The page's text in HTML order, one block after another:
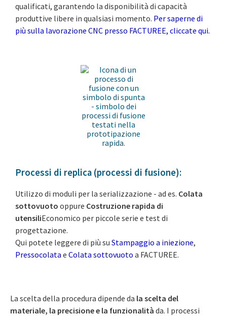
qualificati, garantendo la disponibilità di capacità
produttive libere in qualsiasi momento. Per saperne di
più sulla lavorazione CNC presso FACTUREE, cliccate qui.
Processi di replica (processi di fusione):
Utilizzo di moduli per la serializzazione - ad es. Colata
sottovuoto oppure Costruzione rapida di
utensiliEconomico per piccole serie e test di
progettazione.
Qui potete leggere di più su Stampaggio a iniezione,
Pressocolata e Colata sottovuoto a FACTUREE.
La scelta della procedura dipende da la scelta del
materiale, la precisione e la funzionalità da. I processi